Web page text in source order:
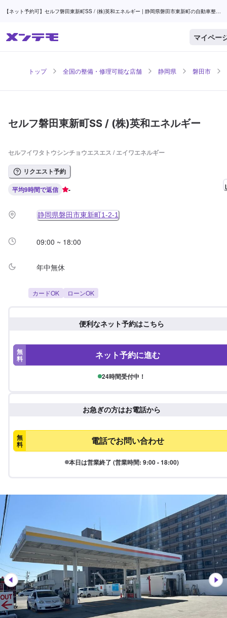
【ネット予約可】セルフ磐田東新町SS / (株)英和エネルギー | 静岡県磐田市東新町の自動車整
マイペー
トップ 全国の整備・修理可能な店舗 静岡県 磐田市
セルフ磐田東新町SS / (株)英和エネルギー
セルフイワタトウシンチョウエスエス / エイワエネルギー
リクエスト予約
平均9時間で返信 -
静岡県磐田市東新町1-2-1
09:00 ~ 18:00
年中無休
カードOK ローンOK
便利なネット予約はこちら
無
料 ネット予約に進む
24時間受付中！
お急ぎの方はお電話から
無
料 電話でお問い合わせ
本日は営業終了 (営業時間: 9:00 - 18:00)